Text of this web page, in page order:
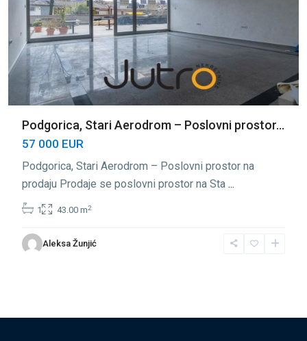
Podgorica, Stari Aerodrom – Poslovni prostor...
57 000 EUR
Podgorica, Stari Aerodrom – Poslovni prostor na
prodaju Prodaje se poslovni prostor na Sta ...
1 43.00 m2
Aleksa Žunjić